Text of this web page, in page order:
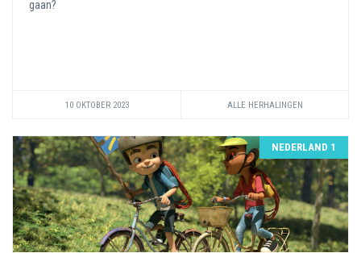
gaan?
10 OKTOBER 2023 ALLE HERHALINGEN
NEDERLAND 1